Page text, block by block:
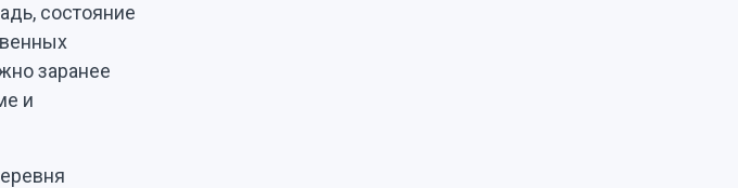
состояние
заранее
и